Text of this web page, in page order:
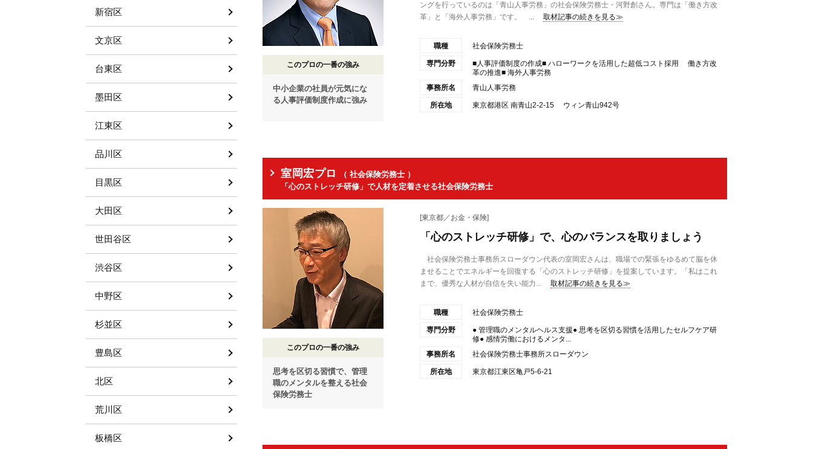
このプロの一番の強み
中小企業の社員が元気にな
る人事評価制度作成に強み
ングを行っているのは「青山人事労務」の社会保険労務士・河野創さん。専門は「働き方改
革」と「海外人事労務」です。 ...
取材記事の続きを見る≫
職種 社会保険労務士
専門分野
■人事評価制度の作成■ ハローワークを活用した超低コスト採用 働き方改
革の推進■ 海外人事労務
事務所名
青山人事労務
所在地 東京都港区 南青山2-2-15 ウィン青山942号
室岡宏プロ
（ 社会保険労務士 ）
「心のストレッチ研修」で人材を定着させる社会保険労務士
このプロの一番の強み
思考を区切る習慣で、管理
職のメンタルを整える社会
保険労務士
[東京都／お金・保険]
「心のストレッチ研修」で、心のバランスを取りましょう
社会保険労務士事務所スローダウン代表の室岡宏さんは、職場での緊張をゆるめて脳を休
ませることでエネルギーを回復する「心のストレッチ研修」を提案しています。「私はこれ
まで、優秀な人材が自信を失い能力...
取材記事の続きを見る≫
職種 社会保険労務士
専門分野
● 管理職のメンタルヘルス支援● 思考を区切る習慣を活用したセルフケア研
修● 感情労働におけるメンタ...
事務所名
社会保険労務士事務所スローダウン
所在地 東京都江東区亀戸5-6-21
新宿区
文京区
台東区
墨田区
江東区
品川区
目黒区
大田区
世田谷区
渋谷区
中野区
杉並区
豊島区
北区
荒川区
板橋区